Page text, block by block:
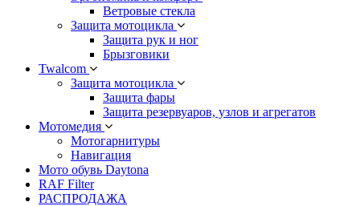
Ветровые стекла
Защита мотоцикла
Защита рук и ног
Брызговики
Twalcom
Защита мотоцикла
Защита фары
Защита резервуаров, узлов и агрегатов
Мотомедия
Мотогарнитуры
Навигация
Мото обувь Daytona
RAF Filter
РАСПРОДАЖА